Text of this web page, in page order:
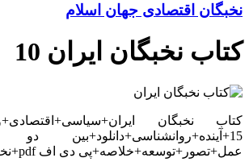
نخبگان اقتصادی جهان اسلام
کتاب نخبگان ایران 10
کتاب نخبگان
15+آینده+روانشناسی+دانلود+بین
عمل+تصور+توسعه+خلاصه+پی دی اف pdf+نخبه+پزشکی